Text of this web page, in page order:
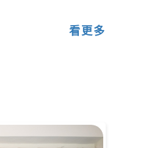
看更多